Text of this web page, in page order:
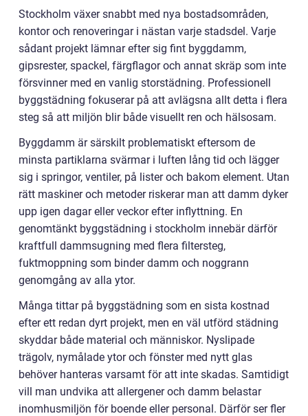
Stockholm växer snabbt med nya bostadsområden,
kontor och renoveringar i nästan varje stadsdel. Varje
sådant projekt lämnar efter sig fint byggdamm,
gipsrester, spackel, färgflagor och annat skräp som inte
försvinner med en vanlig storstädning. Professionell
byggstädning fokuserar på att avlägsna allt detta i flera
steg så att miljön blir både visuellt ren och hälsosam.
Byggdamm är särskilt problematiskt eftersom de
minsta partiklarna svärmar i luften lång tid och lägger
sig i springor, ventiler, på lister och bakom element. Utan
rätt maskiner och metoder riskerar man att damm dyker
upp igen dagar eller veckor efter inflyttning. En
genomtänkt byggstädning i stockholm innebär därför
kraftfull dammsugning med flera filtersteg,
fuktmoppning som binder damm och noggrann
genomgång av alla ytor.
Många tittar på byggstädning som en sista kostnad
efter ett redan dyrt projekt, men en väl utförd städning
skyddar både material och människor. Nyslipade
trägolv, nymålade ytor och fönster med nytt glas
behöver hanteras varsamt för att inte skadas. Samtidigt
vill man undvika att allergener och damm belastar
inomhusmiljön för boende eller personal. Därför ser fler